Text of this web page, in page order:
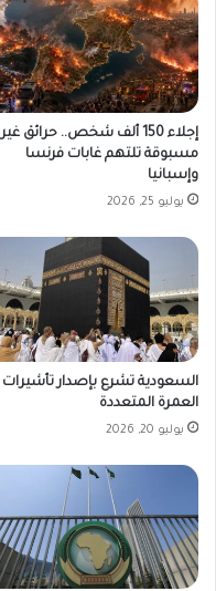
إجلاء 150 ألف شخص.. حرائق غير
مسبوقة تلتهم غابات فرنسا
وإسبانيا
يوليو 25, 2026
السعودية تشرع بإصدار تأشيرات
العمرة المتعددة
يوليو 20, 2026